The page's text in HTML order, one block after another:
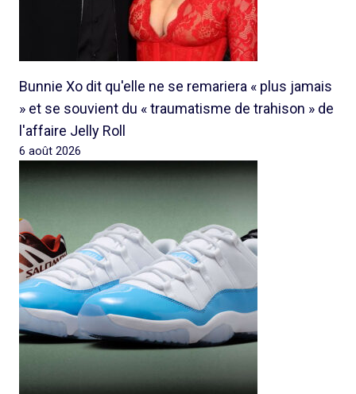
Bunnie Xo dit qu'elle ne se remariera « plus jamais
» et se souvient du « traumatisme de trahison » de
l'affaire Jelly Roll
6 août 2026